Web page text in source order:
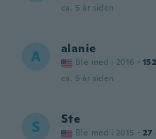
ca. 5 år siden
A alanie
Ble med i 2016 · 152
ca. 5 år siden
S Ste
Ble med i 2015 · 27